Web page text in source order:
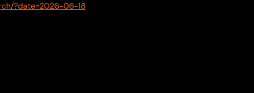
?date=2026-06-18